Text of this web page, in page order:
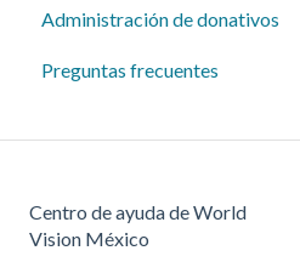
Administración de donativos
Preguntas frecuentes
Centro de ayuda de World
Vision México